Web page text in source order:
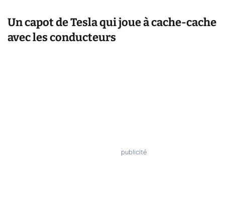
Un capot de Tesla qui joue à cache-cache
avec les conducteurs